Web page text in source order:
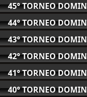
45° TORNEO
44° TORNEO
43° TORNEO
42° TORNEO
41° TORNEO
40° TORNEO